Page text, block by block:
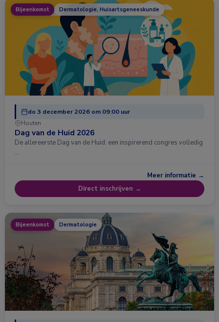
Bijeenkomst Dermatologie, Huisartsgeneeskunde
do 3 december 2026 om 09:00 uur
Houten
Dag van de Huid 2026
De allereerste Dag van de Huid: een inspirerend congres volledig
…
Meer informatie →
Direct inschrijven →
Bijeenkomst Dermatologie